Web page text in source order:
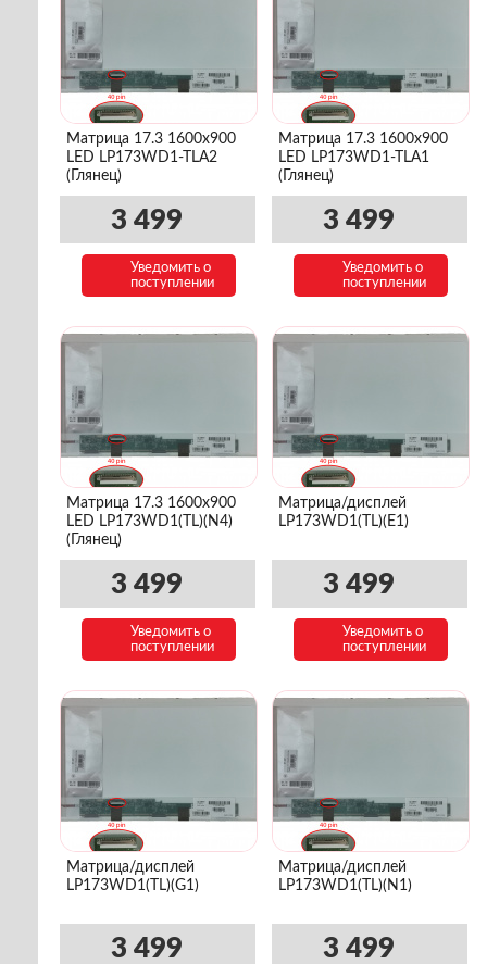
Матрица 17.3 1600x900
LED LP173WD1-TLA2
(Глянец)
3 499
Уведомить о
поступлении
Матрица 17.3 1600x900
LED LP173WD1-TLA1
(Глянец)
3 499
Уведомить о
поступлении
Матрица 17.3 1600x900
LED LP173WD1(TL)(N4)
(Глянец)
3 499
Уведомить о
поступлении
Матрица/дисплей
LP173WD1(TL)(E1)
3 499
Уведомить о
поступлении
Матрица/дисплей
LP173WD1(TL)(G1)
3 499
Матрица/дисплей
LP173WD1(TL)(N1)
3 499